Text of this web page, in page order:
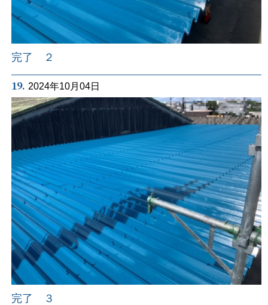
完了 ２
19. 2024年10月04日
完了 ３